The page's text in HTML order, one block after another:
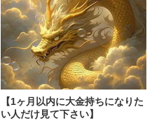
【1ヶ月以内に大金持ちになりた
い人だけ見て下さい】